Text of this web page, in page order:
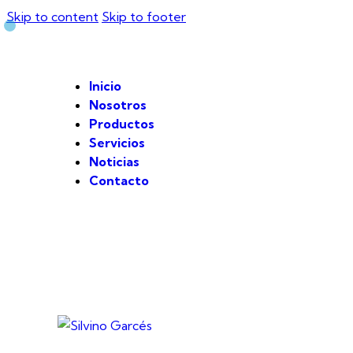
Skip to content Skip to footer
Inicio
Nosotros
Productos
Servicios
Noticias
Contacto